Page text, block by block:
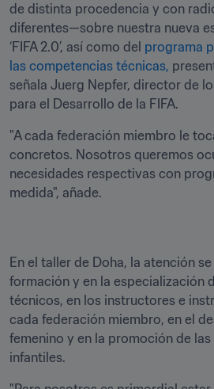
de distinta procedencia y con
diferentes—sobre nuestra nueva
‘FIFA 2.0’, así como del programa
las competencias técnicas,
señala Juerg Nepfer, director de
para el Desarrollo de la FIFA.
"A cada federación miembro le
concretos. Nosotros queremos
necesidades respectivas con
medida", añade.
En el taller de Doha, la atención
formación y en la especialización
técnicos, en los instructores e
cada federación miembro, en el
femenino y en la promoción de
infantiles.